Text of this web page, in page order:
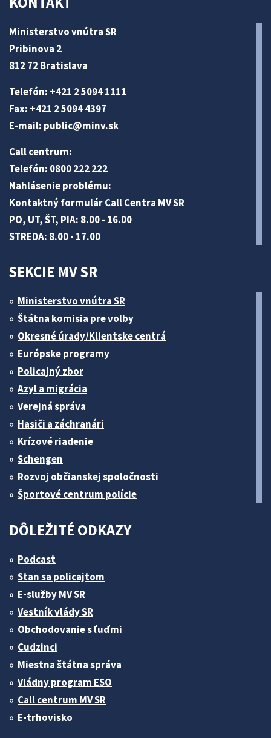
Ministerstvo vnútra SR
Pribinova 2
812 72 Bratislava
Telefón: +421 2 5094 1111
Fax: +421 2 5094 4397
E-mail: public@minv.sk
Call centrum:
Telefón: 0800 222 222
Nahlásenie problému:
Kontaktný formulár Call Centra MV SR
PO, UT, ŠT, PIA: 8.00 - 16.00
STREDA: 8.00 - 17.00
SEKCIE MV SR
Ministerstvo vnútra SR
Štátna komisia pre volby
Okresné úrady/Klientske centrá
Európske programy
Policajný zbor
Azyl a migrácia
Verejná správa
Hasiči a záchranári
Krízové riadenie
Schengen
Rozvoj občianskej spoločnosti
Športové centrum polície
DÔLEŽITÉ ODKAZY
Podcast
Stan sa policajtom
E-služby MV SR
Vestník vlády SR
Obchodovanie s ľuďmi
Cudzinci
Miestna štátna správa
Vládny program ESO
Call centrum MV SR
E-trhovisko